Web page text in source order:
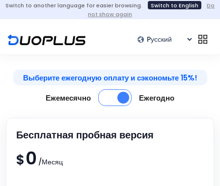
Switch to another language for easier browsing. Switch to English
Do
not show again
Выберите ежегодную оплату и сэкономьте 15%!
Ежемесячно
Ежегодно
Бесплатная пробная версия
$0 /Месяц